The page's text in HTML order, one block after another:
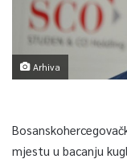
Arhiva
mjestu u bacanju